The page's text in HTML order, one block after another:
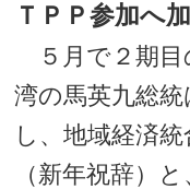
ＴＰＰ参加へ
５月で２期目
湾の馬英九総
し、地域経済
（新年祝辞）